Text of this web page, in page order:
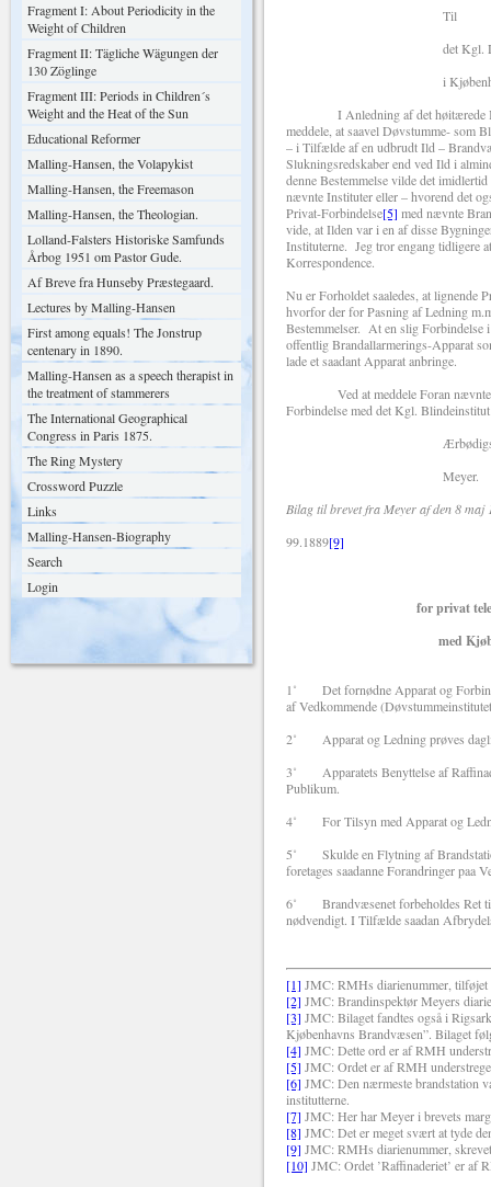
Fragment I: About Periodicity in the
Weight of Children
Fragment II: Tägliche Wägungen der
130 Zöglinge
Fragment III: Periods in Children´s
Weight and the Heat of the Sun
Educational Reformer
Malling-Hansen, the Volapykist
Malling-Hansen, the Freemason
Malling-Hansen, the Theologian.
Lolland-Falsters Historiske Samfunds
Årbog 1951 om Pastor Gude.
Af Breve fra Hunseby Præstegaard.
Lectures by Malling-Hansen
First among equals! The Jonstrup
centenary in 1890.
Malling-Hansen as a speech therapist in
the treatment of stammerers
The International Geographical
Congress in Paris 1875.
The Ring Mystery
Crossword Puzzle
Links
Malling-Hansen-Biography
Search
Login
Til
det Kgl.
i
I Anledning af det høitærede
meddele, at saavel Døvstumme- som
– i Tilfælde af en udbrudt Ild –
Slukningsredskaber end ved Ild i
denne Bestemmelse vilde det
nævnte Instituter eller – hvorend det
Privat-Forbindelse[5] med nævnte
vide, at Ilden var i en af disse
Instituterne. Jeg tror engang tidligere
Korrespondence.
Nu er Forholdet saaledes, at
hvorfor der for Pasning af Ledning
Bestemmelser. At en slig
offentlig Brandallarmerings-Apparat
lade et saadant Apparat anbringe.
Ved at meddele Foran nævnte
Forbindelse med det Kgl.
Meyer.
Bilag til brevet fra Meyer af den 8 maj
99.1889[9]
for privat telegrafisk
med Kjøbenhavns
1˚ Det fornødne Apparat og
af Vedkommende
2˚ Apparat og Ledning prøves
3˚ Apparatets Benyttelse af
Publikum.
4˚ For Tilsyn med Apparat og
5˚ Skulde en Flytning af
foretages saadanne Forandringer paa
6˚ Brandvæsenet forbeholdes Ret til
nødvendigt. I Tilfælde saadan
[1] JMC: RMHs diarienummer, tilføjet
[2] JMC: Brandinspektør Meyers
[3] JMC: Bilaget fandtes også i
Kjøbenhavns Brandvæsen”. Bilaget
[4] JMC: Dette ord er af RMH
[5] JMC: Ordet er af RMH
[6] JMC: Den nærmeste brandstation
institutterne.
[7] JMC: Her har Meyer i brevets
[8] JMC: Det er meget svært at tyde
[9] JMC: RMHs diarienummer,
[10] JMC: Ordet ’Raffinaderiet’ er af